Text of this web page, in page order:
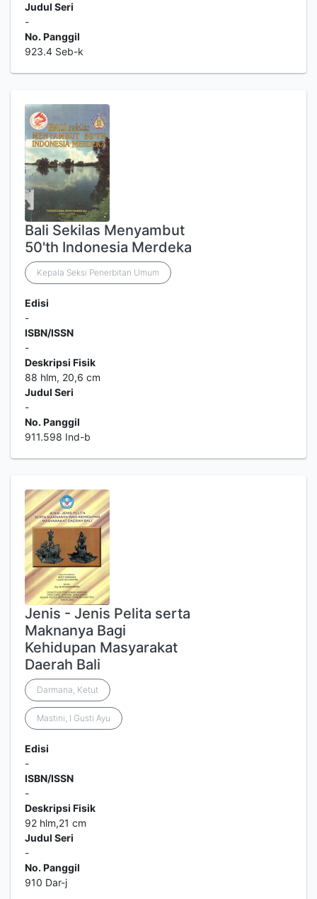
Judul Seri
-
No. Panggil
923.4 Seb-k
Bali Sekilas Menyambut
50'th Indonesia Merdeka
Kepala Seksi Penerbitan Umum
Edisi
-
ISBN/ISSN
-
Deskripsi Fisik
88 hlm, 20,6 cm
Judul Seri
-
No. Panggil
911.598 Ind-b
Jenis - Jenis Pelita serta
Maknanya Bagi
Kehidupan Masyarakat
Daerah Bali
Darmana, Ketut
Mastini, I Gusti Ayu
Edisi
-
ISBN/ISSN
-
Deskripsi Fisik
92 hlm,21 cm
Judul Seri
-
No. Panggil
910 Dar-j